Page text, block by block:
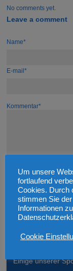
No comments yet.
Leave a comment
Name*
E-mail*
Kommentar*
Einige unserer
Um unsere
fortlaufend
Cookies. Durch
stimmen Sie
Informationen
Cookie